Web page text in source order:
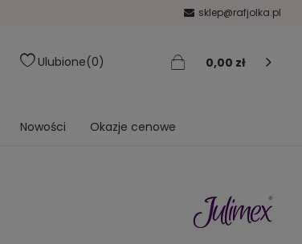
sklep@rafjolka.pl
Ulubione 0 0,00 zł
Nowości Okazje cenowe